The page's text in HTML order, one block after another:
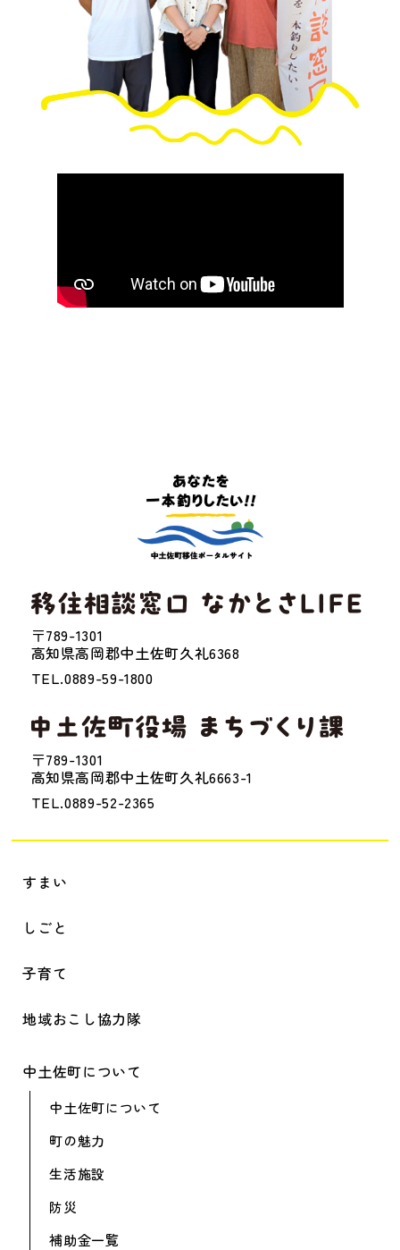
〒789-1301
高知県高岡郡中土佐町久礼6368
TEL.0889-59-1800
〒789-1301
高知県高岡郡中土佐町久礼6663-1
TEL.0889-52-2365
すまい
しごと
子育て
地域おこし協力隊
中土佐町について
中土佐町について
町の魅力
生活施設
防災
補助金一覧